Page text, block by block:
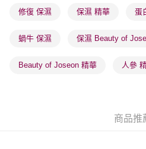
物流公司進行物流配送
修復 保濕 保濕 精華 蛋
蝸牛 保濕 保濕 Beauty of
Beauty of Joseon 精華 人參
商品推